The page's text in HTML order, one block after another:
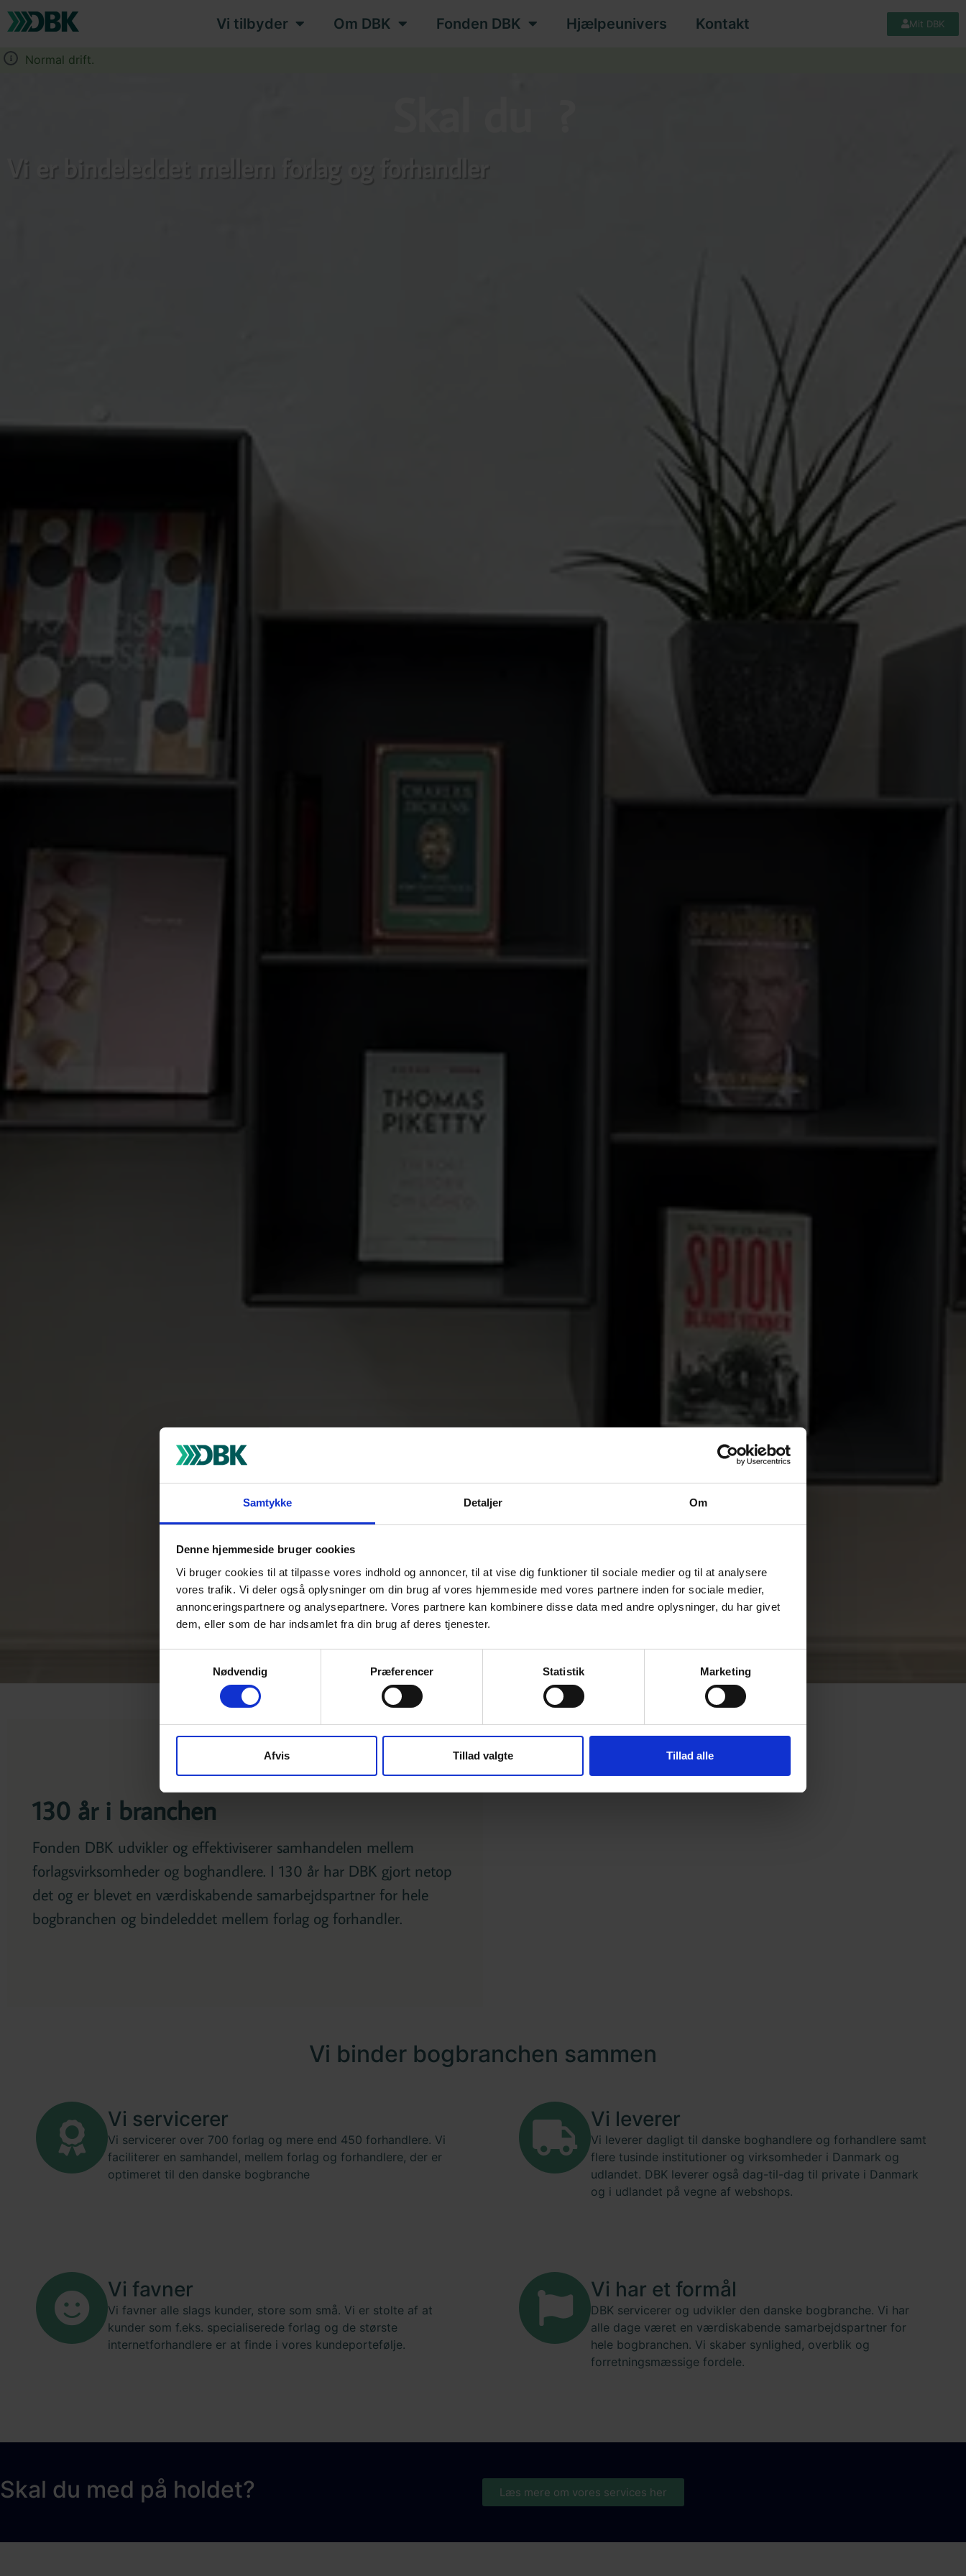
Samtykke Detaljer Om
Denne hjemmeside bruger cookies
Vi bruger cookies til at tilpasse vores indhold og annoncer, til at vise dig funktioner til sociale medier og til at analysere
vores trafik. Vi deler også oplysninger om din brug af vores hjemmeside med vores partnere inden for sociale medier,
annonceringspartnere og analysepartnere. Vores partnere kan kombinere disse data med andre oplysninger, du har givet
dem, eller som de har indsamlet fra din brug af deres tjenester.
Nødvendig
Præferencer Statistik Marketing
Afvis Tillad valgte Tillad alle
Vi tilbyder Om DBK Fonden DBK Hjælpeunivers Kontakt Mit DBK
Normal drift.
Vi er bindeleddet mellem forlag og forhandler
130 år i branchen
Fonden DBK udvikler og effektiviserer samhandelen mellem
forlagsvirksomheder og boghandlere. I 130 år har DBK gjort netop
det og er blevet en værdiskabende samarbejdspartner for hele
bogbranchen og bindeleddet mellem forlag og forhandler.
Vi binder bogbranchen sammen
Vi servicerer
Vi servicerer over 700 forlag og mere end 450 forhandlere. Vi
faciliterer en samhandel, mellem forlag og forhandlere, der er
optimeret til den danske bogbranche​
Vi leverer
Vi leverer dagligt til danske boghandlere og forhandlere samt
flere tusinde institutioner og virksomheder i Danmark og
udlandet. DBK leverer også dag-til-dag til private i Danmark
og i udlandet på vegne af webshops.
Vi favner
Vi favner alle slags kunder, store som små. Vi er stolte af at
kunder som f.eks. specialiserede forlag og de største
internetforhandlere er at finde i vores kundeportefølje.
Vi har et formål
DBK servicerer og udvikler den danske bogbranche. Vi har
alle dage været en værdiskabende samarbejdspartner for
hele bogbranchen. Vi skaber synlighed, overblik og
forretningsmæssige fordele.
Skal du med på holdet? Læs mere om vores services her